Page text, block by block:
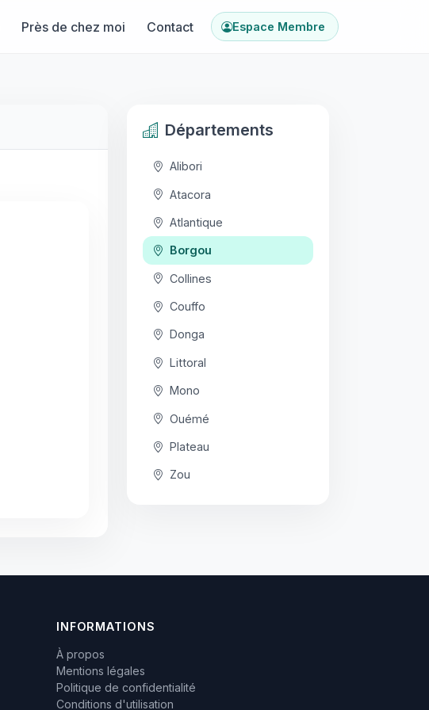
Près de chez moi Contact Espace Membre
Départements
Alibori
Atacora
Atlantique
Borgou
Collines
Couffo
Donga
Littoral
Mono
Ouémé
Plateau
Zou
INFORMATIONS
À propos
Mentions légales
Politique de confidentialité
Conditions d'utilisation